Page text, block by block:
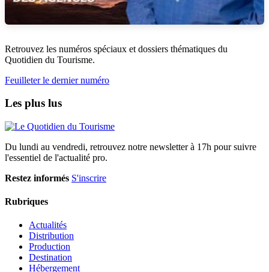
Retrouvez les numéros spéciaux et dossiers thématiques du
Quotidien du Tourisme.
Feuilleter le dernier numéro
Les plus lus
Du lundi au vendredi, retrouvez notre newsletter à 17h pour suivre
l'essentiel de l'actualité pro.
Restez informés S'inscrire
Rubriques
Actualités
Distribution
Production
Destination
Hébergement